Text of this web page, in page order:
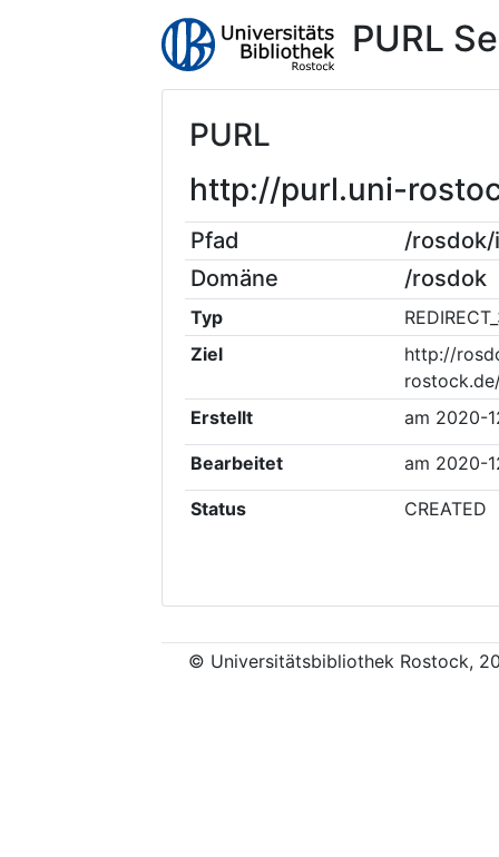
PURL
PURL
http://purl.uni-
Pfad
/
Domäne
/rosdok
Typ
Ziel
http://
Erstellt
am 2020-
Bearbeitet am 2020-
Status CREATED
© Universitätsbibliothek Rostock,